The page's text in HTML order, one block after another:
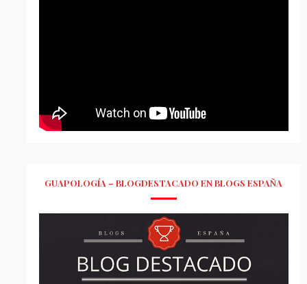
GUAPOLOGÍA – BLOGDESTACADO EN BLOGS ESPAÑA